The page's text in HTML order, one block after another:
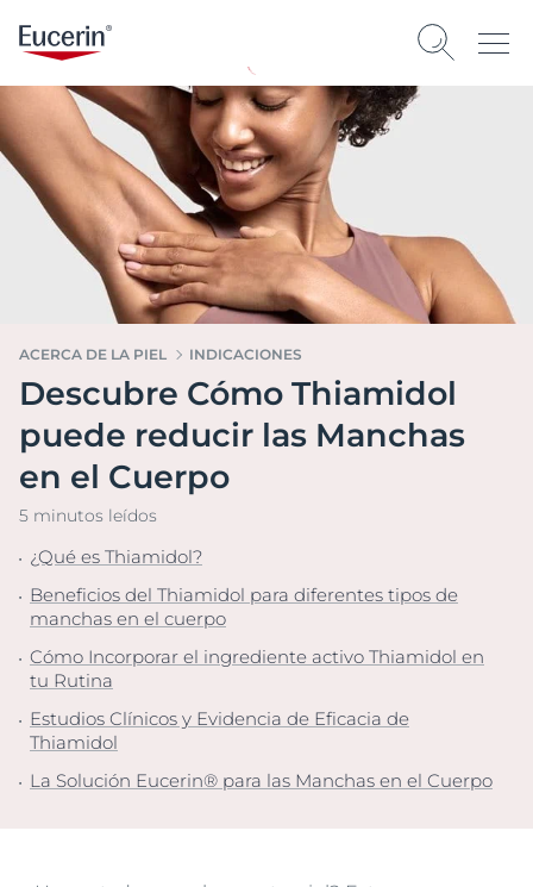
ACERCA DE LA PIEL INDICACIONES
Descubre Cómo Thiamidol
puede reducir las Manchas
en el Cuerpo
5 minutos leídos
¿Qué es Thiamidol?
Beneficios del Thiamidol para diferentes tipos de
manchas en el cuerpo
Cómo Incorporar el ingrediente activo Thiamidol en
tu Rutina
Estudios Clínicos y Evidencia de Eficacia de
Thiamidol
La Solución Eucerin® para las Manchas en el Cuerpo